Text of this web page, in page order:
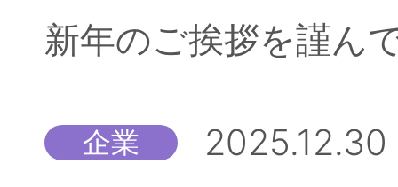
新年のご挨拶を謹ん
企業
2025.12.30